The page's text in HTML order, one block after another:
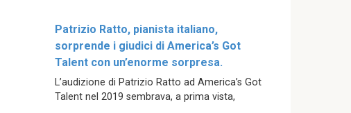
Patrizio Ratto, pianista italiano,
sorprende i giudici di America’s Got
Talent con un’enorme sorpresa.
L’audizione di Patrizio Ratto ad America’s Got
Talent nel 2019 sembrava, a prima vista,